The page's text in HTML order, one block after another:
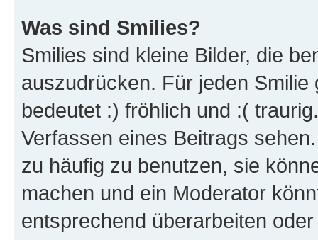
Was sind Smilies?
Smilies sind kleine Bilder, die
auszudrücken. Für jeden
bedeutet :) fröhlich und :(
Verfassen eines Beitrags
zu häufig zu benutzen, sie
machen und ein Moderator
entsprechend überarbeiten